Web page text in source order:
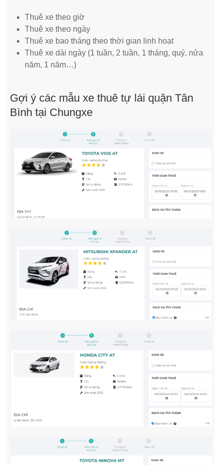
Thuê xe theo giờ
Thuê xe theo ngày
Thuê xe bao tháng theo thời gian linh hoạt
Thuê xe dài ngày (1 tuần, 2 tuần, 1 tháng, quý, nửa
năm, 1 năm…)
Gợi ý các mẫu xe thuê tự lái quận Tân
Bình tại Chungxe